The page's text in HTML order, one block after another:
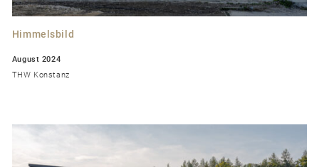
Himmelsbild
August 2024
THW Konstanz